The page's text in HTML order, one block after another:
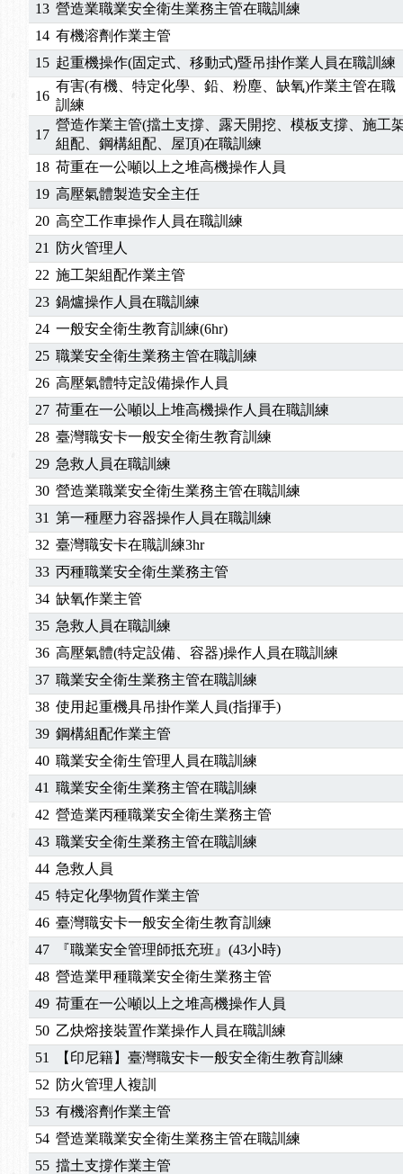
13 營造業職業安全衛生業務主管在職訓練
14 有機溶劑作業主管
15 起重機操作(固定式、移動式)暨吊掛作業人員在職訓練
16
有害(有機、特定化學、鉛、粉塵、缺氧)作業主管在職
訓練
17
營造作業主管(擋土支撐、露天開挖、模板支撐、施工
組配、鋼構組配、屋頂)在職訓練
18 荷重在一公噸以上之堆高機操作人員
19 高壓氣體製造安全主任
20 高空工作車操作人員在職訓練
21
防火管理人
22 施工架組配作業主管
23 鍋爐操作人員在職訓練
24 一般安全衛生教育訓練(6hr)
25 職業安全衛生業務主管在職訓練
26 高壓氣體特定設備操作人員
27 荷重在一公噸以上堆高機操作人員在職訓練
28 臺灣職安卡一般安全衛生教育訓練
29 急救人員在職訓練
30 營造業職業安全衛生業務主管在職訓練
31 第一種壓力容器操作人員在職訓練
32 臺灣職安卡在職訓練3hr
33 丙種職業安全衛生業務主管
34 缺氧作業主管
35 急救人員在職訓練
36 高壓氣體(特定設備、容器)操作人員在職訓練
37 職業安全衛生業務主管在職訓練
38 使用起重機具吊掛作業人員(指揮手)
39 鋼構組配作業主管
40 職業安全衛生管理人員在職訓練
41 職業安全衛生業務主管在職訓練
42 營造業丙種職業安全衛生業務主管
43 職業安全衛生業務主管在職訓練
44 急救人員
45 特定化學物質作業主管
46 臺灣職安卡一般安全衛生教育訓練
47
『職業安全管理師抵充班』(43小時)
48 營造業甲種職業安全衛生業務主管
49 荷重在一公噸以上之堆高機操作人員
50 乙炔熔接裝置作業操作人員在職訓練
51
【印尼籍】臺灣職安卡一般安全衛生教育訓練
52 防火管理人複訓
53 有機溶劑作業主管
54 營造業職業安全衛生業務主管在職訓練
55 擋土支撐作業主管